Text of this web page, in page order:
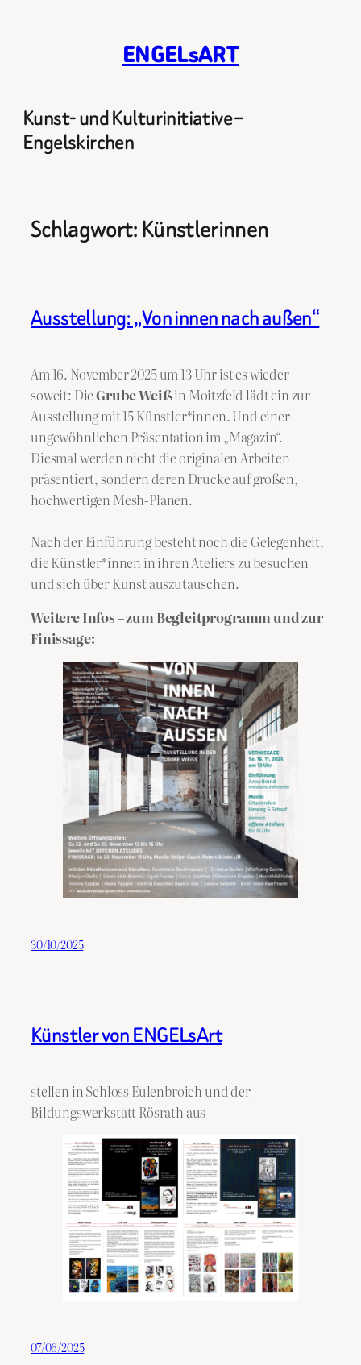
ENGELsART
Kunst- und Kulturinitiative –
Engelskirchen
Schlagwort:Künstlerinnen
Ausstellung: „Von innen nach außen“
Am 16. November 2025 um 13 Uhr ist es wieder
soweit: DieGrube Weißin Moitzfeld lädt ein zur
Ausstellung mit 15 Künstler*innen. Und einer
ungewöhnlichen Präsentation im „Magazin“.
Diesmal werden nicht die originalen Arbeiten
präsentiert, sondern deren Drucke auf großen,
hochwertigen Mesh-Planen.
Nach der Einführung besteht noch die Gelegenheit,
die Künstler*innen in ihren Ateliers zu besuchen
und sich über Kunst auszutauschen.
Weitere Infos – zum Begleitprogramm und zur
Finissage:
30/10/2025
Künstler von ENGELsArt
stellen in Schloss Eulenbroich und der
Bildungswerkstatt Rösrath aus
07/06/2025